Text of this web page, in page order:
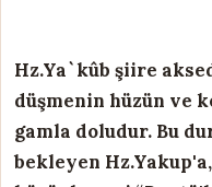
Hz.Ya`kûb şiire
düşmenin hüzün ve
gamla doludur. Bu
bekleyen